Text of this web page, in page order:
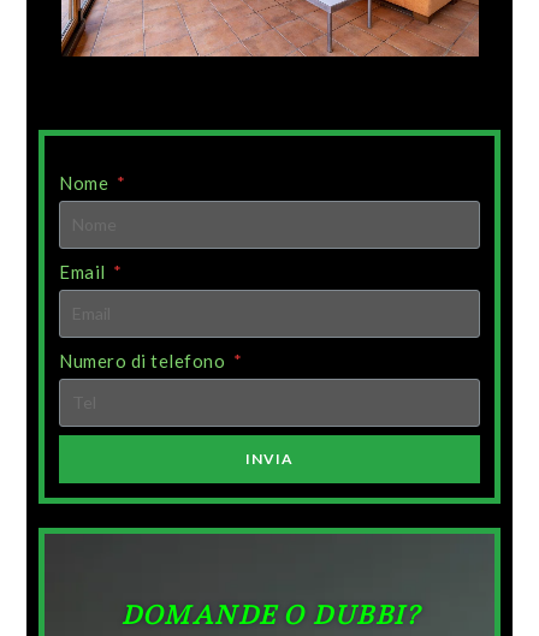
Nome
Email
Numero di telefono
INVIA
DOMANDE O DUBBI?